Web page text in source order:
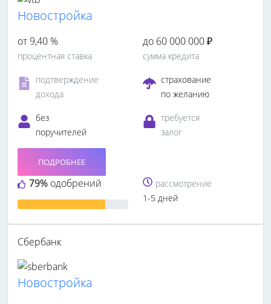
Новостройка
от 9,40 %
процентная ставка
до 60 000 000 ₽
сумма кредита
подтверждение
дохода
страхование
по желанию
без
поручителей
требуется
залог
79% одобрений
ПОДРОБНЕЕ
рассмотрение
1-5 дней
Сбербанк
Новостройка